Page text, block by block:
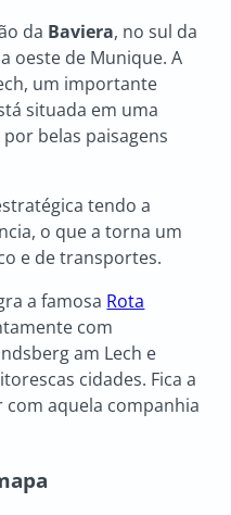
da Baviera, no sul da
oeste de Munique. A
um importante
situada em uma
belas paisagens
tendo a
o que a torna um
e de transportes.
a famosa Rota
com
am Lech e
cidades. Fica a
com aquela companhia